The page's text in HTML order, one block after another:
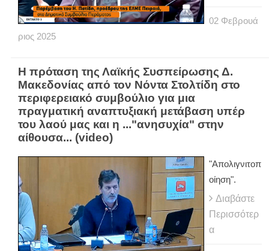
02 Φεβρουά
ριος 2025
H πρόταση της Λαϊκής Συσπείρωσης Δ.
Μακεδονίας από τον Νόντα Στολτίδη στο
περιφερειακό συμβούλιο για μια
πραγματική αναπτυξιακή μετάβαση υπέρ
του λαού μας και η ..."ανησυχία" στην
αίθουσα... (video)
"Απολιγνιτοπ
οίηση".
Διαβάστε
Περισσότερ
α